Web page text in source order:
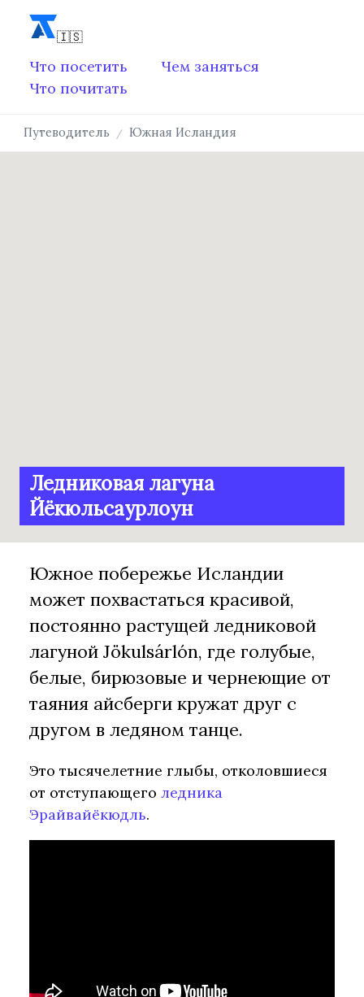
Что посетить
Чем заняться
Что почитать
Путеводитель Южная Исландия
Ледниковая лагуна
Йёкюльсаурлоун
Южное побережье Исландии
может похвастаться красивой,
постоянно растущей ледниковой
лагуной Jökulsárlón, где голубые,
белые, бирюзовые и чернеющие от
таяния айсберги кружат друг с
другом в ледяном танце.
Это тысячелетние глыбы, отколовшиеся
от отступающего ледника
Эрайвайёкюдль.